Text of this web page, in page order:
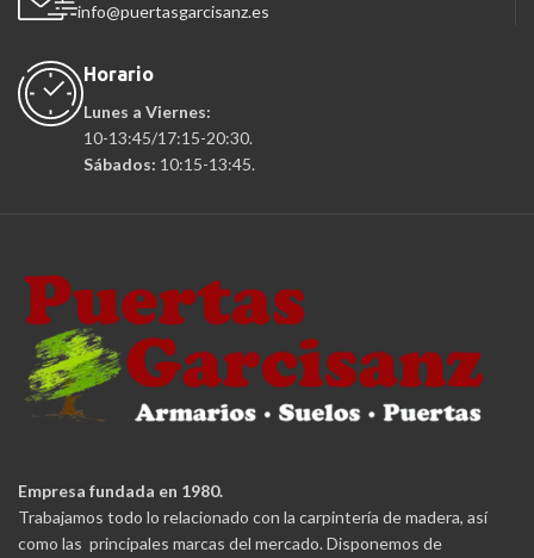
info@puertasgarcisanz.es
Horario
Lunes a Viernes:
10-13:45/17:15-20:30.
Sábados: 10:15-13:45.
Empresa fundada en 1980.
Trabajamos todo lo relacionado con la carpintería de madera, así
como las principales marcas del mercado. Disponemos de